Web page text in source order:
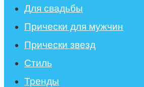
Для свадьбы
Прически для мужчин
Прически звезд
Стиль
Тренды